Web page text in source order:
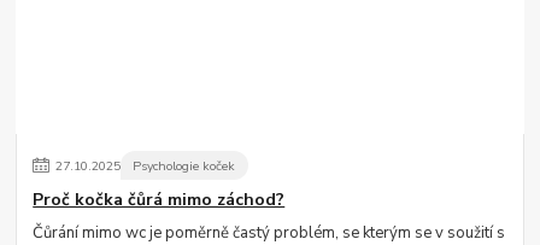
27.10.2025 Psychologie koček
Proč kočka čůrá mimo záchod?
Čůrání mimo wc je poměrně častý problém, se kterým se v soužití s